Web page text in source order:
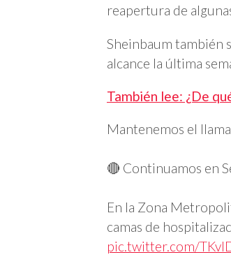
reapertura de
Sheinbaum también
alcance la última
También lee: ¿De
Mantenemos el
🔴 Continuamos en
En la Zona
camas de
pic.twitter.com/